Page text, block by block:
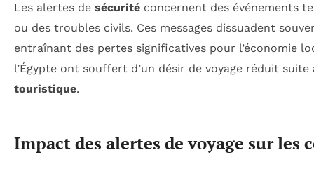
Les alertes de sécurité concernent des événements
ou des troubles civils. Ces messages dissuadent
entraînant des pertes significatives pour l’économie
l’Égypte ont souffert d’un désir de voyage réduit
touristique.
Impact des alertes de voyage sur les